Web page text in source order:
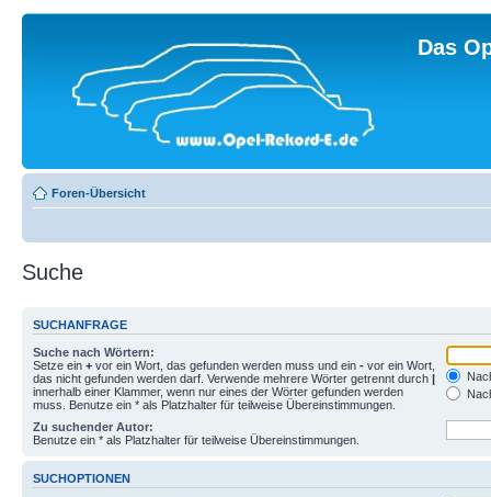
Das
Foren-Übersicht
Suche
SUCHANFRAGE
Suche nach Wörtern:
Setze ein + vor ein Wort, das gefunden werden muss und ein - vor ein Wort,
das nicht gefunden werden darf. Verwende mehrere Wörter getrennt durch |
innerhalb einer Klammer, wenn nur eines der Wörter gefunden werden
muss. Benutze ein * als Platzhalter für teilweise Übereinstimmungen.
Zu suchender Autor:
Benutze ein * als Platzhalter für teilweise Übereinstimmungen.
SUCHOPTIONEN